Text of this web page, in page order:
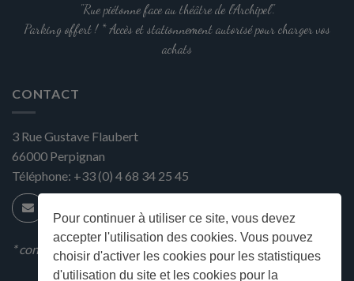
Pour continuer à utiliser ce site, vous devez
accepter l'utilisation des cookies. Vous pouvez
choisir d'activer les cookies pour les statistiques
d'utilisation du site et les cookies pour la
"Rue piétonne face au théâtre de l'Archipel".
Parking offert ! * Accès et stationnement autorisé pour charger vos
achats
CONTACT
3 Rue Gustave Flaubert
66000 Perpignan
Téléphone: +33 (0) 4 68 34 25 45
* condition en magasin